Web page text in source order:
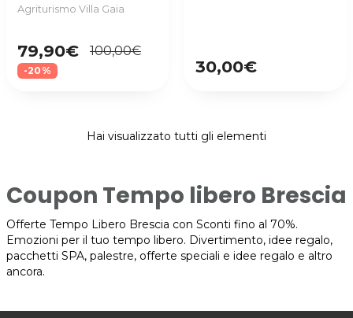
Agriturismo Villa Gaia
79,90€ 100,00€
-20% 30,00€
Hai visualizzato tutti gli elementi
Coupon Tempo libero Brescia
Offerte Tempo Libero Brescia con Sconti fino al 70%.
Emozioni per il tuo tempo libero. Divertimento, idee regalo,
pacchetti SPA, palestre, offerte speciali e idee regalo e altro
ancora.